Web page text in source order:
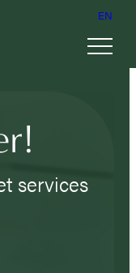
EN
services